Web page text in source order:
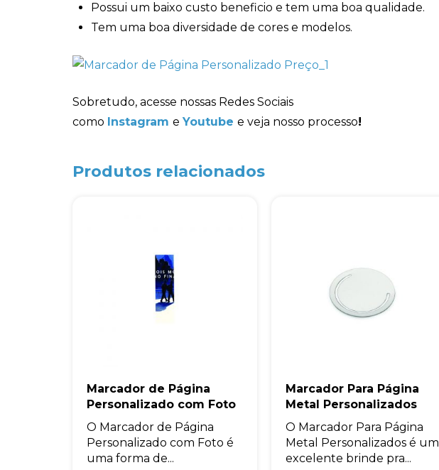
Possui um baixo custo beneficio e tem uma boa qualidade.
Tem uma boa diversidade de cores e modelos.
Sobretudo, acesse nossas Redes Sociais
como Instagram e Youtube e veja nosso processo!
Produtos relacionados
Marcador de Página
Personalizado com Foto
O Marcador de Página
Personalizado com Foto é
uma forma de...
Marcador Para Página
Metal Personalizados
O Marcador Para Página
Metal Personalizados é um
excelente brinde pra...
+55
momento.